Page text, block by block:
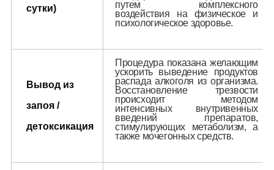
сутки)
путем комплексного
воздействия на физическое и
психологическое здоровье.
Вывод из
запоя /
детоксикация
Процедура показана желающим
ускорить выведение продуктов
распада алкоголя из организма.
Восстановление трезвости
происходит методом
интенсивных внутривенных
введений препаратов,
стимулирующих метаболизм, а
также мочегонных средств.